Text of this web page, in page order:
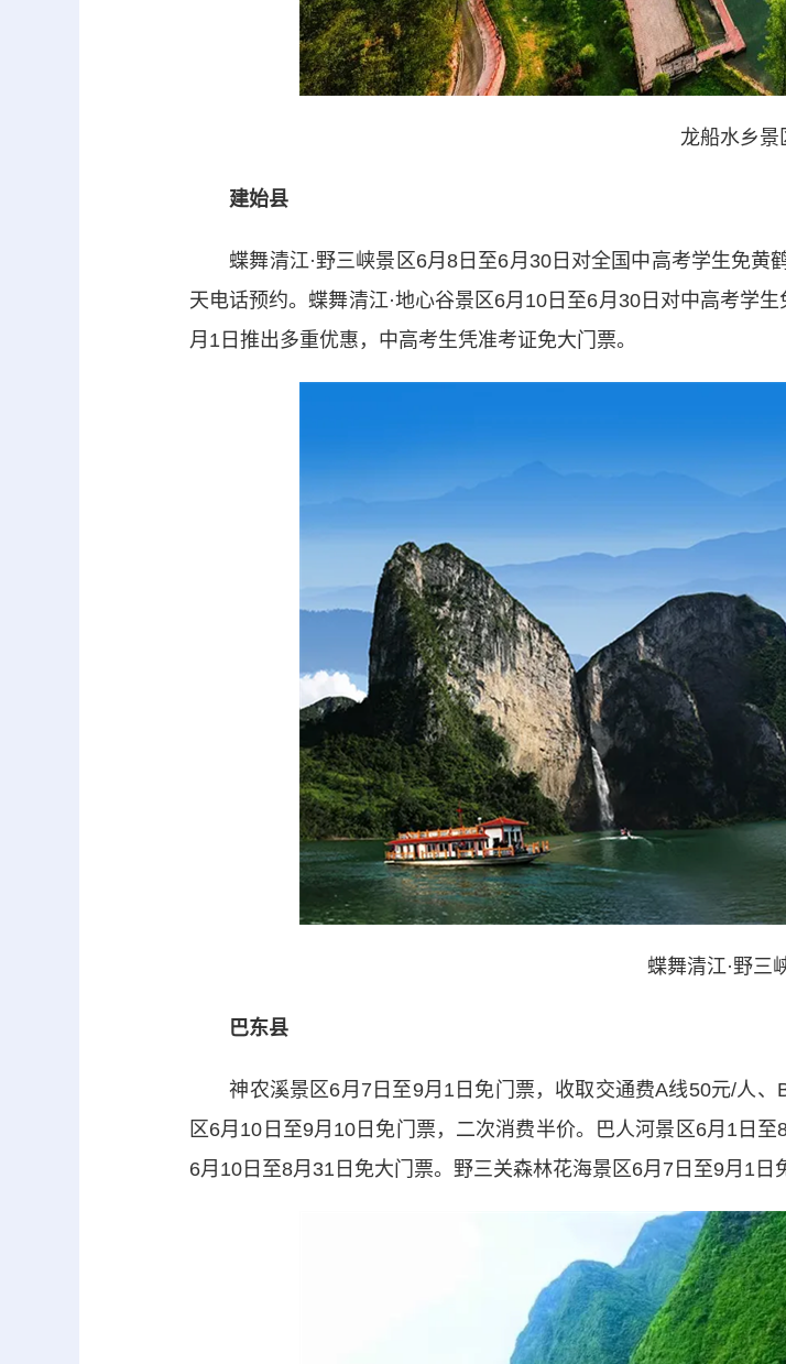
龙船水乡景
建始县
蝶舞清江·野三峡景区6月8日至6月30日对全国中高考学生免黄
天电话预约。蝶舞清江·地心谷景区6月10日至6月30日对中高考学
月1日推出多重优惠，中高考生凭准考证免大门票。
蝶舞清江·野三
巴东县
神农溪景区6月7日至9月1日免门票，收取交通费A线50元/人、
区6月10日至9月10日免门票，二次消费半价。巴人河景区6月1日
6月10日至8月31日免大门票。野三关森林花海景区6月7日至9月1日